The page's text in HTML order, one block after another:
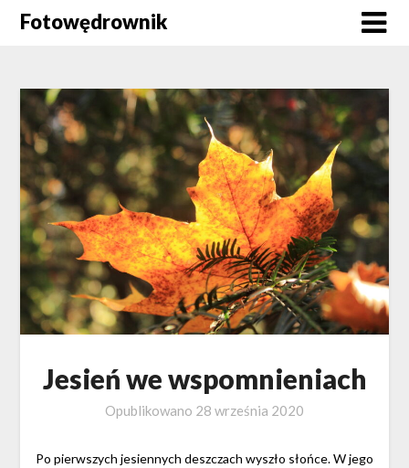
SkipFotowędrownik
Jesień we wspomnieniach
Opublikowano 28 września 2020
Po pierwszych jesiennych deszczach wyszło słońce. W jego